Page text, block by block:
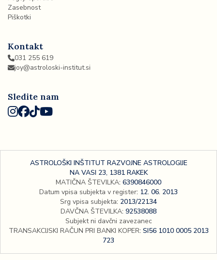
Zasebnost
Piškotki
Kontakt
031 255 619
joy@astroloski-institut.si
Sledite nam
ASTROLOŠKI INŠTITUT RAZVOJNE ASTROLOGIJE
NA VASI 23, 1381 RAKEK
MATIČNA ŠTEVILKA: 6390846000
Datum vpisa subjekta v register: 12. 06. 2013
Srg vpisa subjekta: 2013/22134
DAVČNA ŠTEVILKA: 92538088
Subjekt ni davčni zavezanec
TRANSAKCIJSKI RAČUN PRI BANKI KOPER: SI56 1010 0005 2013
723